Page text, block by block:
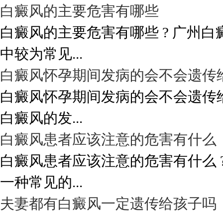
白癜风的主要危害有哪些
白癜风的主要危害有哪些 ? 广州
中较为常见...
白癜风怀孕期间发病的会不会遗传
白癜风怀孕期间发病的会不会遗
白癜风的发...
白癜风患者应该注意的危害有什么
白癜风患者应该注意的危害有什
一种常见的...
夫妻都有白癜风一定遗传给孩子吗